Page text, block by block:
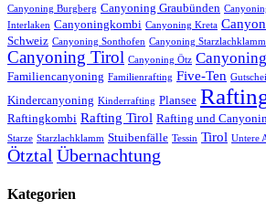
Canyoning Burgberg Canyoning Graubünden
Interlaken Canyoningkombi Canyoning Kreta
Schweiz Canyoning Sonthofen Canyoning Starzlachklamm
Canyoning Tirol Canyoning Ötz
Familiencanyoning Familienrafting Five-Ten
Kindercanyoning Kinderrafting Plansee
Raftingkombi Rafting Tirol Rafting und
Starze Starzlachklamm Stuibenfälle Tessin Tirol Untere
Ötztal Übernachtung
Kategorien